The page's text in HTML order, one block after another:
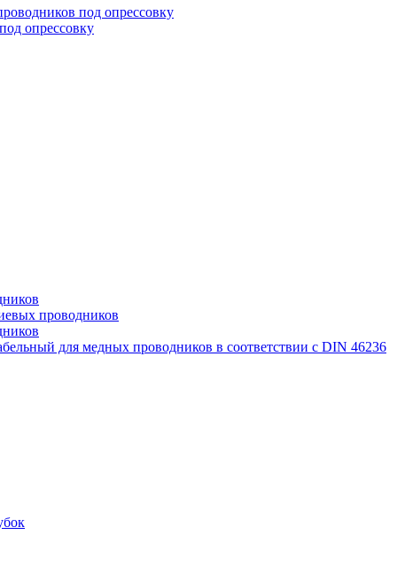
под опрессовку
опрессовку
проводников
для медных проводников в соответствии с DIN 46236